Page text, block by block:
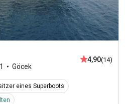
Göcek
4,90(14)
eines Superboots